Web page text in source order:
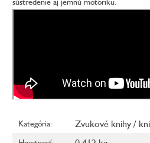
Kategória: Zvukové knihy /